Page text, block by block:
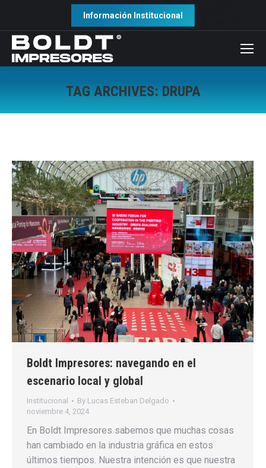
Información Institucional
TAG ARCHIVES: DRUPA
Boldt Impresores: navegando en el
escenario local y global
Institucional By Lucas Esteban Delgado
noviembre 4, 2024
En Boldt Impresores sabemos que muchas cosas
han cambiado en la industria gráfica en estos
últimos tiempos. Nuestra intención es que nuestra